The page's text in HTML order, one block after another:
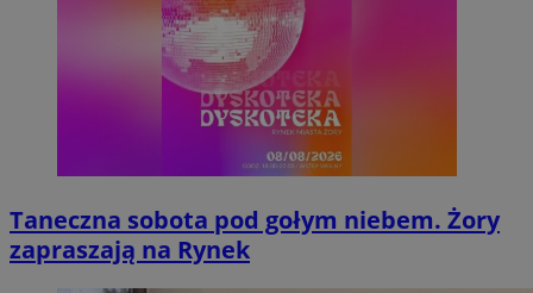
Taneczna sobota pod gołym niebem. Żory
zapraszają na Rynek